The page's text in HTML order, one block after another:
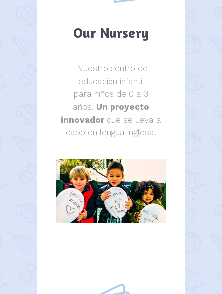
Our Nursery
Nuestro centro de
educación infantil
para niños de 0 a 3
años. Un proyecto
innovador que se lleva a
cabo en lengua inglesa.